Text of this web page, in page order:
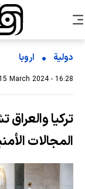
دولية اروبا
March 2024 - 16:28
تركيا
المجالات